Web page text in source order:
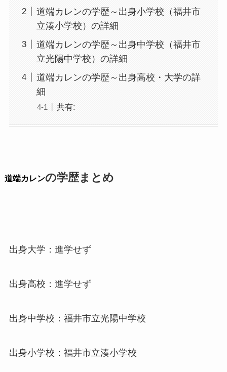
道端カレンの学歴～出身小学校（福井市
立湊小学校）の詳細
道端カレンの学歴～出身中学校（福井市
立光陽中学校）の詳細
道端カレンの学歴～出身高校・大学の詳
細
共有:
道端カレンの学歴まとめ
出身大学：進学せず
出身高校：進学せず
出身中学校：福井市立光陽中学校
出身小学校：福井市立湊小学校